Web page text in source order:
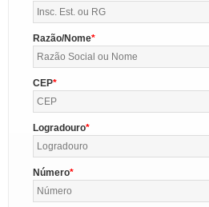
Razão/Nome
CEP
Logradouro
Número